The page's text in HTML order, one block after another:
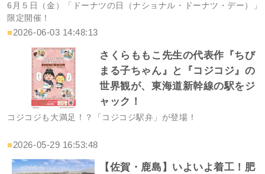
6月５日（金）「ドーナツの日（ナショナル・ドーナツ・デー）」
限定開催！
■2026-06-03 14:48:13
さくらももこ先生の代表作『ちび
まる子ちゃん』と『コジコジ』の
世界観が、東海道新幹線の駅をジ
ャック！
コジコジも大満足！？「コジコジ駅弁」が登場！
■2026-05-29 16:53:48
【佐賀・鹿島】いよいよ着工！肥